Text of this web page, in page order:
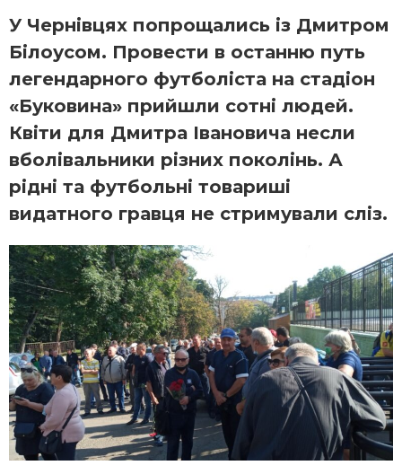
У Чернівцях попрощались із Дмитром
Білоусом. Провести в останню путь
легендарного футболіста на стадіон
«Буковина» прийшли сотні людей.
Квіти для Дмитра Івановича несли
вболівальники різних поколінь. А
рідні та футбольні товариші
видатного гравця не стримували сліз.